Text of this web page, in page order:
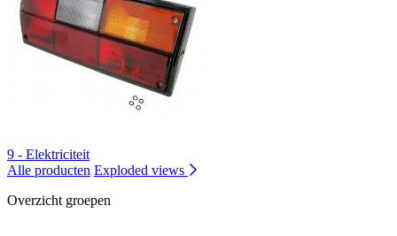
9 - Elektriciteit
Alle producten Exploded views
Overzicht groepen